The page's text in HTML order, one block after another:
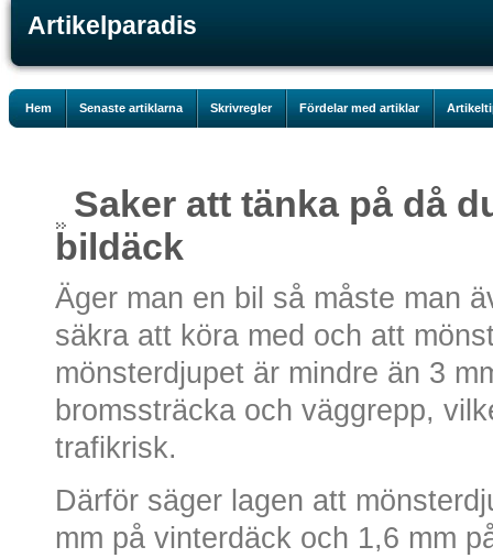
Artikelparadis
Hem Senaste artiklarna Skrivregler Fördelar med artiklar
Saker att tänka på då
bildäck
Äger man en bil så måste man
säkra att köra med och att
mönsterdjupet är mindre än 3
bromssträcka och väggrepp,
trafikrisk.
Därför säger lagen att
mm på vinterdäck och 1,6 mm